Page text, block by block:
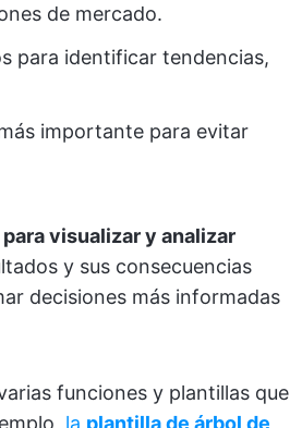
de mercado.
para identificar tendencias,
importante para evitar
visualizar y analizar
y sus consecuencias
decisiones más informadas
funciones y plantillas que
la plantilla de árbol de